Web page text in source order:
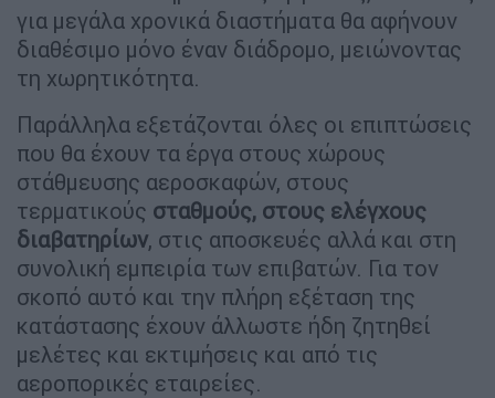
για μεγάλα χρονικά διαστήματα θα αφήνουν
διαθέσιμο μόνο έναν διάδρομο, μειώνοντας
τη χωρητικότητα.
Παράλληλα εξετάζονται όλες οι επιπτώσεις
που θα έχουν τα έργα στους χώρους
στάθμευσης αεροσκαφών, στους
τερματικούς σταθμούς, στους ελέγχους
διαβατηρίων, στις αποσκευές αλλά και στη
συνολική εμπειρία των επιβατών. Για τον
σκοπό αυτό και την πλήρη εξέταση της
κατάστασης έχουν άλλωστε ήδη ζητηθεί
μελέτες και εκτιμήσεις και από τις
αεροπορικές εταιρείες.